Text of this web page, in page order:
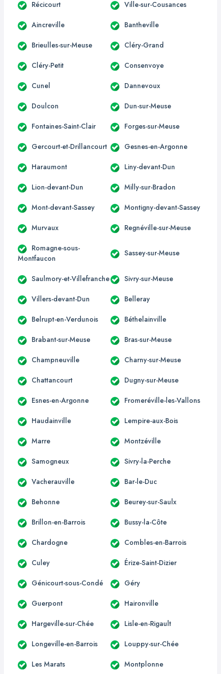
Récicourt Ville-sur-Cousances
Aincreville Bantheville
Brieulles-sur-Meuse Cléry-Grand
Cléry-Petit Consenvoye
Cunel Dannevoux
Doulcon Dun-sur-Meuse
Fontaines-Saint-Clair Forges-sur-Meuse
Gercourt-et-Drillancourt Gesnes-en-Argonne
Haraumont Liny-devant-Dun
Lion-devant-Dun Milly-sur-Bradon
Mont-devant-Sassey Montigny-devant-Sassey
Murvaux Regnéville-sur-Meuse
Romagne-sous-
Montfaucon
Sassey-sur-Meuse
Saulmory-et-Villefranche Sivry-sur-Meuse
Villers-devant-Dun Belleray
Belrupt-en-Verdunois Béthelainville
Brabant-sur-Meuse Bras-sur-Meuse
Champneuville Charny-sur-Meuse
Chattancourt Dugny-sur-Meuse
Esnes-en-Argonne Fromeréville-les-Vallons
Haudainville Lempire-aux-Bois
Marre Montzéville
Samogneux Sivry-la-Perche
Vacherauville Bar-le-Duc
Behonne Beurey-sur-Saulx
Brillon-en-Barrois Bussy-la-Côte
Chardogne Combles-en-Barrois
Culey Érize-Saint-Dizier
Génicourt-sous-Condé Géry
Guerpont Haironville
Hargeville-sur-Chée Lisle-en-Rigault
Longeville-en-Barrois Louppy-sur-Chée
Les Marats Montplonne